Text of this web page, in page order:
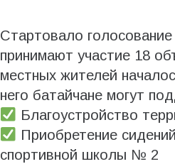
Стартовало
принимают участие 18
местных жителей
него батайчане могут
Благоустройство
Приобретение
спортивной школы № 2